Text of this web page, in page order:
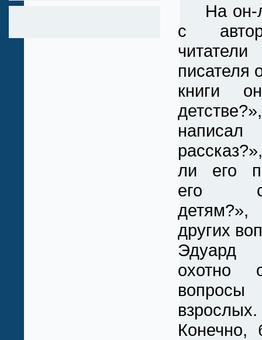
На он-
с
писателя
книги
ли его
его
других
Эдуард
охотно
взрослых.
Конечно,